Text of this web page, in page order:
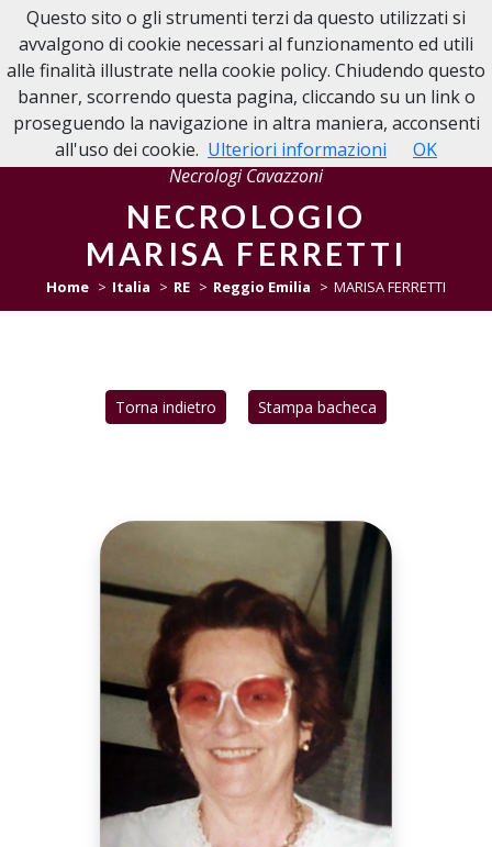
NECROLOGIE CAVAZZONI
Necrologi Cavazzoni
NECROLOGIO
MARISA FERRETTI
Home Italia RE Reggio Emilia MARISA FERRETTI
Torna indietro Stampa bacheca
Questo sito o gli strumenti terzi da questo utilizzati si
avvalgono di cookie necessari al funzionamento ed utili
alle finalità illustrate nella cookie policy. Chiudendo questo
banner, scorrendo questa pagina, cliccando su un link o
proseguendo la navigazione in altra maniera, acconsenti
all'uso dei cookie. Ulteriori informazioni OK